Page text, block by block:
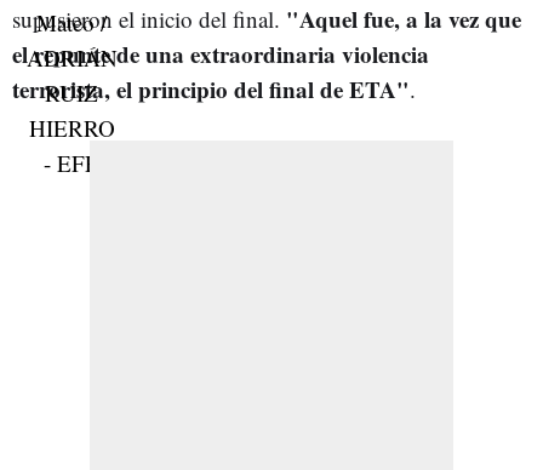
supusieron el inicio del final. "Aquel fue, a la vez que
el repunte de una extraordinaria violencia
terrorista, el principio del final de ETA".